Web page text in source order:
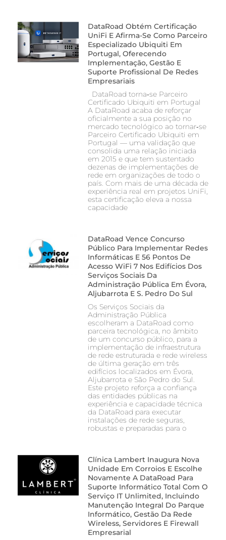
DataRoad Obtém Certificação
UniFi E Afirma-Se Como Parceiro
Especializado Ubiquiti Em
Portugal, Oferecendo
Implementação, Gestão E
Suporte Profissional De Redes
Empresariais
DataRoad torna‑se Parceiro
Certificado Ubiquiti em Portugal
A DataRoad acaba de reforçar
oficialmente a sua posição no
mercado tecnológico ao tornar‑se
Parceiro Certificado Ubiquiti em
Portugal — uma validação que
consolida uma relação iniciada
em 2015 e que tem sustentado
dezenas de implementações de
rede em organizações de todo o
país. Com mais de uma década de
experiência real em projetos UniFi,
esta certificação eleva a nossa
capacidade
DataRoad Vence Concurso
Público Para Implementar Redes
Informáticas E 56 Pontos De
Acesso WiFi 7 Nos Edifícios Dos
Serviços Sociais Da
Administração Pública Em Évora,
Aljubarrota E S. Pedro Do Sul
Os Serviços Sociais da
Administração Pública
escolheram a DataRoad como
parceira tecnológica, no âmbito
de um concurso público, para a
implementação de infraestrutura
de rede estruturada e rede wireless
de última geração em três
edifícios localizados em Évora,
Aljubarrota e São Pedro do Sul.
Este projeto reforça a confiança
das entidades públicas na
experiência e capacidade técnica
da DataRoad para executar
instalações de rede seguras,
robustas e preparadas para o
Clínica Lambert Inaugura Nova
Unidade Em Corroios E Escolhe
Novamente A DataRoad Para
Suporte Informático Total Com O
Serviço IT Unlimited, Incluindo
Manutenção Integral Do Parque
Informático, Gestão Da Rede
Wireless, Servidores E Firewall
Empresarial